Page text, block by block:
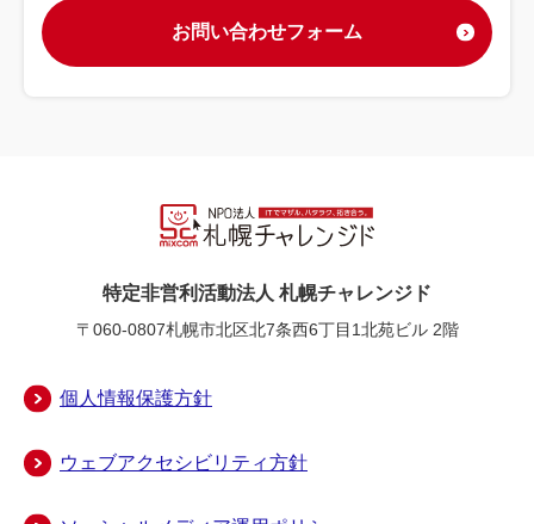
お問い合わせフォーム
特定非営利活動法人 札幌チャレンジド
〒060-0807札幌市北区北7条西6丁目1北苑ビル 2階
個人情報保護方針
ウェブアクセシビリティ方針